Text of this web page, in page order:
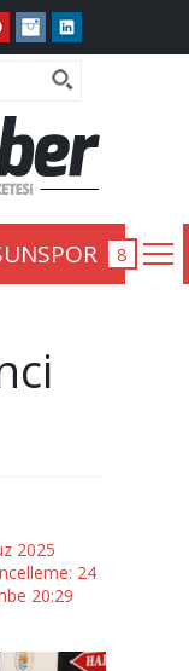
2025
24
20:29